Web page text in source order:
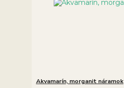
Akvamarín, morganit náramok